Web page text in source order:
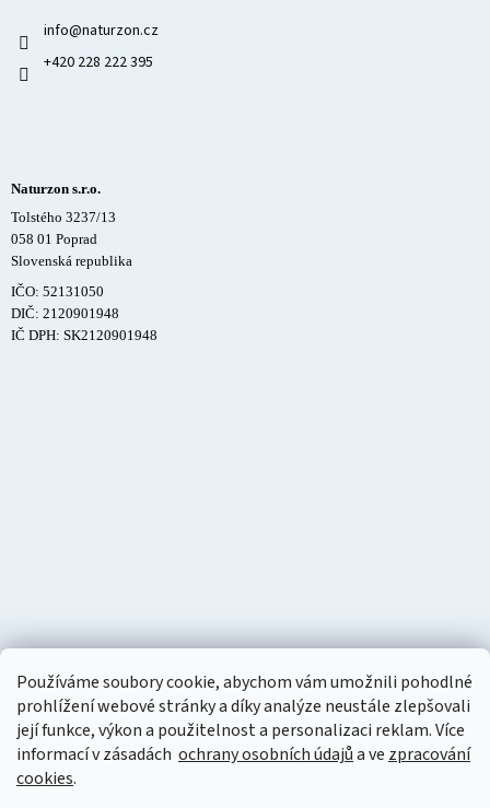
Používáme soubory cookie, abychom vám umožnili pohodlné
prohlížení webové stránky a díky analýze neustále zlepšovali
její funkce, výkon a použitelnost a personalizaci reklam. Více
informací v zásadách ochrany osobních údajůa ve zpracování
cookies.
info@naturzon.cz
+420 228 222 395
Naturzon s.r.o.
Tolstého 3237/13
058 01 Poprad
Slovenská republika
IČO: 52131050
DIČ: 2120901948
IČ DPH: SK2120901948